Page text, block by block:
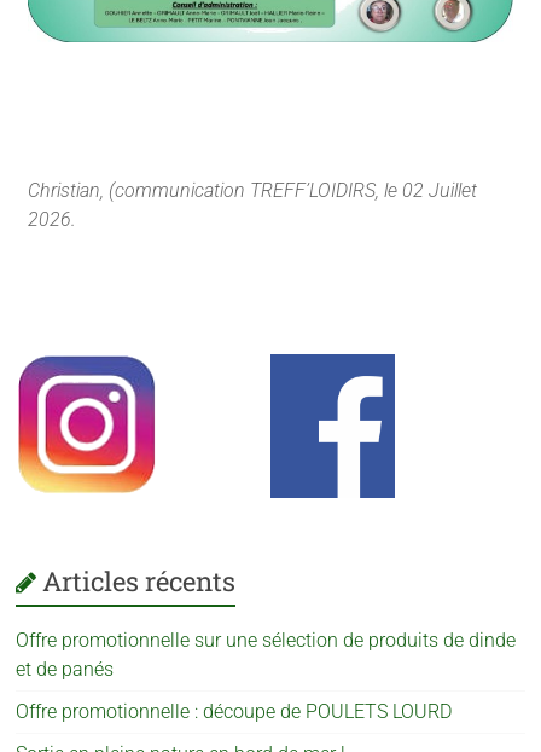
Christian, (communication TREFF’LOIDIRS, le 02 Juillet
2026.
Articles récents
Offre promotionnelle sur une sélection de produits de dinde
et de panés
Offre promotionnelle : découpe de POULETS LOURD